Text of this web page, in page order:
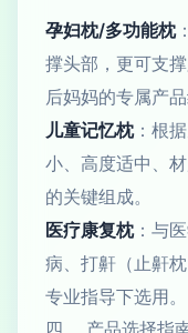
孕妇枕/多功能枕
撑头部，更可支
后妈妈的专属产品
儿童记忆枕：根
小、高度适中、
的关键组成。
医疗康复枕：与
病、打鼾（止鼾
专业指导下选用。